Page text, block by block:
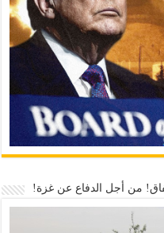
من أجل الدفاع عن غزة!